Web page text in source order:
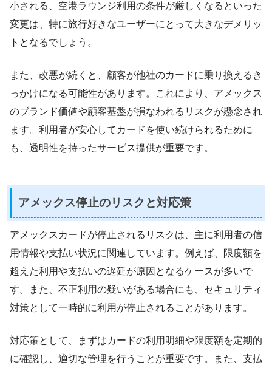
小される、空港ラウンジ利用の条件が厳しくなるといった
変更は、特に旅行好きなユーザーにとって大きなデメリッ
トとなるでしょう。
また、改悪が続くと、顧客が他社のカードに乗り換えるき
っかけになる可能性があります。これにより、アメックス
のブランド価値や顧客基盤が損なわれるリスクが懸念され
ます。利用者が安心してカードを使い続けられるために
も、透明性を持ったサービス提供が重要です。
アメックス停止のリスクと対応策
アメックスカードが停止されるリスクは、主に利用者の信
用情報や支払い状況に関連しています。例えば、限度額を
超えた利用や支払いの遅延が原因となるケースが多いで
す。また、不正利用の疑いがある場合にも、セキュリティ
対策として一時的に利用が停止されることがあります。
対応策として、まずはカードの利用明細や限度額を定期的
に確認し、適切な管理を行うことが重要です。また、支払